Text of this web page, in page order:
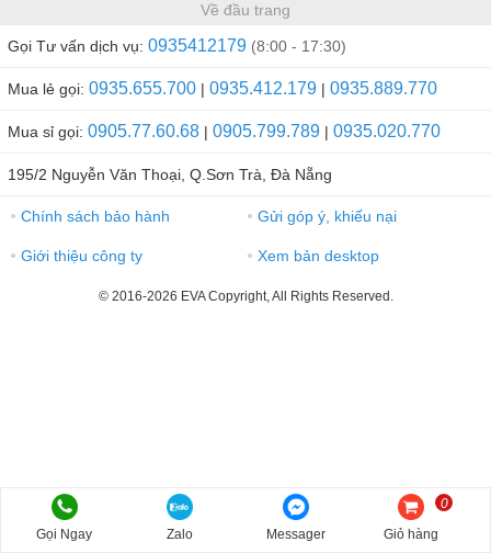
Về đầu trang
Gọi Tư vấn dịch vụ: 0935412179 (8:00 - 17:30)
Mua lẻ gọi: 0935.655.700 | 0935.412.179 | 0935.889.770
Mua sỉ gọi: 0905.77.60.68 | 0905.799.789 | 0935.020.770
195/2 Nguyễn Văn Thoại, Q.Sơn Trà, Đà Nẵng
● Chính sách bảo hành ● Gửi góp ý, khiếu nại
● Giới thiệu công ty ● Xem bản desktop
© 2016-2026 EVA Copyright, All Rights Reserved.
Gọi Ngay Zalo Messager Giỏ hàng
0